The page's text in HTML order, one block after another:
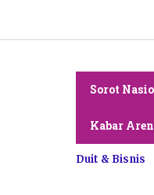
konten
Sorot
Kabar
Duit & Bisnis